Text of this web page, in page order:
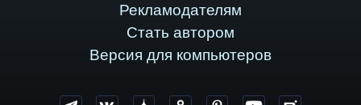
Рекламодателям
Стать автором
Версия для компьютеров